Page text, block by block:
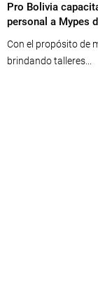
Pro Bolivia
personal a Mypes
Con el propósito de
brindando talleres...